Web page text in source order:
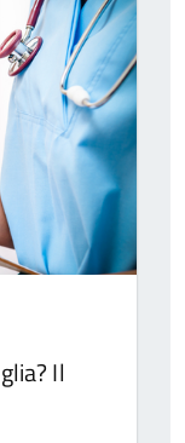
Il